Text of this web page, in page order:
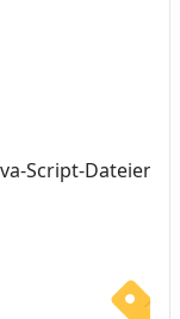
Script-